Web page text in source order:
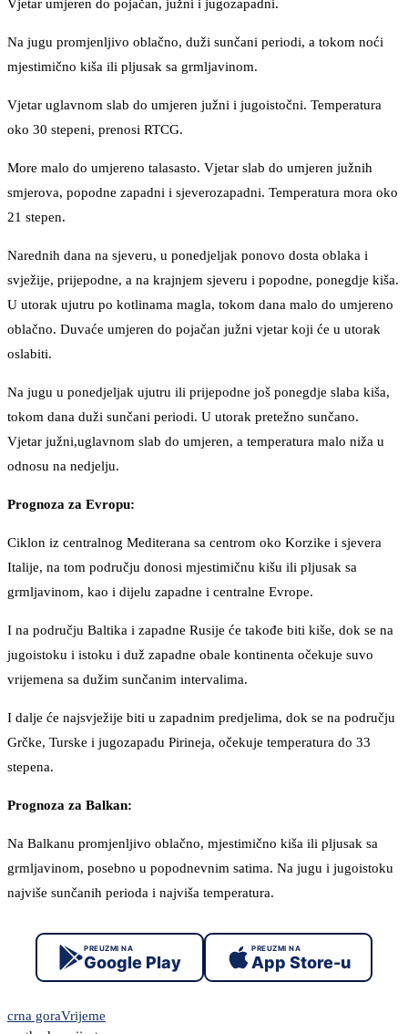
Vjetar umjeren do pojačan, južni i jugozapadni.
Na jugu promjenljivo oblačno, duži sunčani periodi, a tokom noći
mjestimično kiša ili pljusak sa grmljavinom.
Vjetar uglavnom slab do umjeren južni i jugoistočni. Temperatura
oko 30 stepeni, prenosi RTCG.
More malo do umjereno talasasto. Vjetar slab do umjeren južnih
smjerova, popodne zapadni i sjeverozapadni. Temperatura mora oko
21 stepen.
Narednih dana na sjeveru, u ponedjeljak ponovo dosta oblaka i
svježije, prijepodne, a na krajnjem sjeveru i popodne, ponegdje kiša.
U utorak ujutru po kotlinama magla, tokom dana malo do umjereno
oblačno. Duvaće umjeren do pojačan južni vjetar koji će u utorak
oslabiti.
Na jugu u ponedjeljak ujutru ili prijepodne još ponegdje slaba kiša,
tokom dana duži sunčani periodi. U utorak pretežno sunčano.
Vjetar južni,uglavnom slab do umjeren, a temperatura malo niža u
odnosu na nedjelju.
Prognoza za Evropu:
Ciklon iz centralnog Mediterana sa centrom oko Korzike i sjevera
Italije, na tom području donosi mjestimičnu kišu ili pljusak sa
grmljavinom, kao i dijelu zapadne i centralne Evrope.
I na području Baltika i zapadne Rusije će takođe biti kiše, dok se na
jugoistoku i istoku i duž zapadne obale kontinenta očekuje suvo
vrijemena sa dužim sunčanim intervalima.
I dalje će najsvježije biti u zapadnim predjelima, dok se na području
Grčke, Turske i jugozapadu Pirineja, očekuje temperatura do 33
stepena.
Prognoza za Balkan:
Na Balkanu promjenljivo oblačno, mjestimično kiša ili pljusak sa
grmljavinom, posebno u popodnevnim satima. Na jugu i jugoistoku
najviše sunčanih perioda i najviša temperatura.
PREUZMI NA
Google Play
PREUZMI NA
App Store-u
crna goraVrijeme